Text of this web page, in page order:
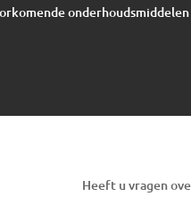
onderhoudsmiddelen
Heeft u vragen